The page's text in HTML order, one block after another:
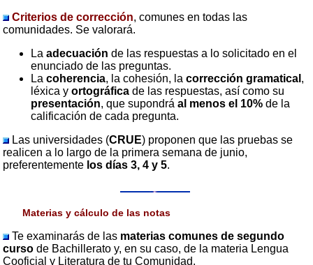
Criterios de corrección, comunes en todas las
comunidades. Se valorará.
Laadecuaciónde las respuestas a lo solicitado en el
enunciado de las preguntas.
Lacoherencia, la cohesión, lacorrección gramatical ,
léxica yortográficade las respuestas, así como su
presentación, que supondráal menos el 10% de la
calificación de cada pregunta.
Las universidades (CRUE) proponen que las pruebas se
realicen a lo largo de la primera semana de junio,
preferentemente los días 3, 4 y 5.
Materias y cálculo de las notas
Te examinarás de las materias comunesde segundo
curso de Bachillerato y, en su caso, de la materia Lengua
Cooficial y Literatura de tu Comunidad.